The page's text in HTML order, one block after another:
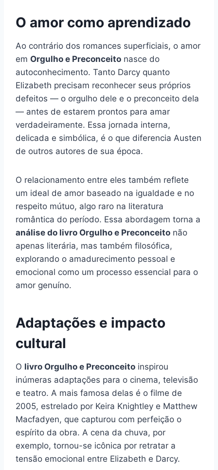
O amor como aprendizado
Ao contrário dos romances superficiais, o amor
em Orgulho e Preconceito nasce do
autoconhecimento. Tanto Darcy quanto
Elizabeth precisam reconhecer seus próprios
defeitos — o orgulho dele e o preconceito dela
— antes de estarem prontos para amar
verdadeiramente. Essa jornada interna,
delicada e simbólica, é o que diferencia Austen
de outros autores de sua época.
O relacionamento entre eles também reflete
um ideal de amor baseado na igualdade e no
respeito mútuo, algo raro na literatura
romântica do período. Essa abordagem torna a
análise do livro Orgulho e Preconceito não
apenas literária, mas também filosófica,
explorando o amadurecimento pessoal e
emocional como um processo essencial para o
amor genuíno.
Adaptações e impacto
cultural
O livro Orgulho e Preconceito inspirou
inúmeras adaptações para o cinema, televisão
e teatro. A mais famosa delas é o filme de
2005, estrelado por Keira Knightley e Matthew
Macfadyen, que capturou com perfeição o
espírito da obra. A cena da chuva, por
exemplo, tornou-se icônica por retratar a
tensão emocional entre Elizabeth e Darcy.